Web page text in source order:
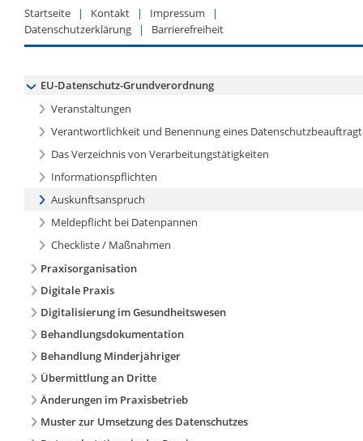
Startseite Kontakt
Impressum
Datenschutzerklärung
Barrierefreiheit
EU-Datenschutz-Grundverordnung
Veranstaltungen
Verantwortlichkeit und Benennung eines
Das Verzeichnis von Verarbeitungstätigkeiten
Informationspflichten
Auskunftsanspruch
Meldepflicht bei Datenpannen
Checkliste / Maßnahmen
Praxisorganisation
Digitale Praxis
Digitalisierung im Gesundheitswesen
Behandlungsdokumentation
Behandlung Minderjähriger
Übermittlung an Dritte
Änderungen im Praxisbetrieb
Muster zur Umsetzung des Datenschutzes